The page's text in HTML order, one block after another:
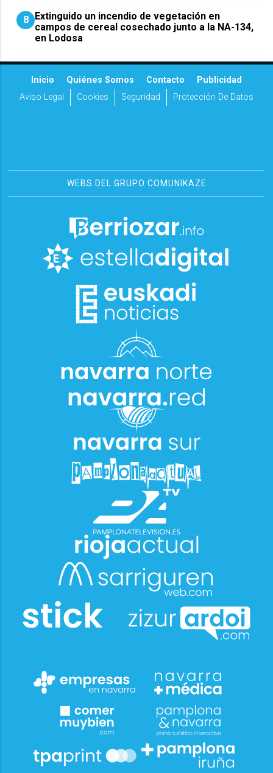
8
Extinguido un incendio de vegetación en
campos de cereal cosechado junto a la NA-134,
en Lodosa
Inicio Quiénes Somos Contacto
Publicidad
Aviso Legal
Cookies Seguridad Protección De Datos
WEBS DEL GRUPO COMUNIKAZE